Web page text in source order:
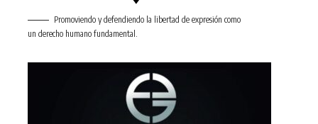
Promoviendo y defendiendo la libertad de expresión como
un derecho humano fundamental.